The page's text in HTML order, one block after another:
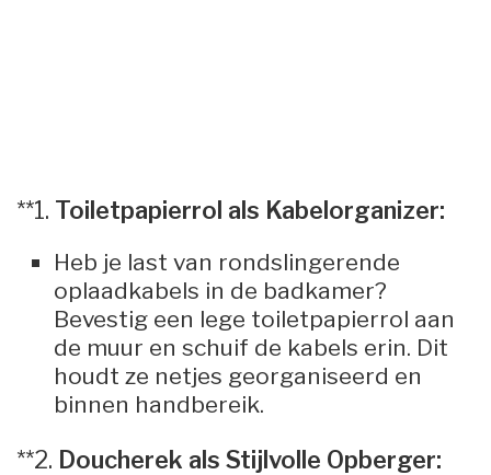
**1. Toiletpapierrol als Kabelorganizer:
Heb je last van rondslingerende
oplaadkabels in de badkamer?
Bevestig een lege toiletpapierrol aan
de muur en schuif de kabels erin. Dit
houdt ze netjes georganiseerd en
binnen handbereik.
**2. Doucherek als Stijlvolle Opberger: